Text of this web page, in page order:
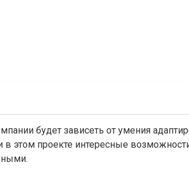
будет зависеть от умения
этом проекте интересные